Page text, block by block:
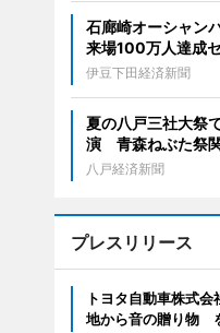
石廊崎オーシャン
来場100万人達成
伊豆下田経済新聞
夏の八戸三社大祭
演 青森ねぶた祭
八戸経済新聞
プレスリリース
トヨタ自動車株式
地から音の贈り物